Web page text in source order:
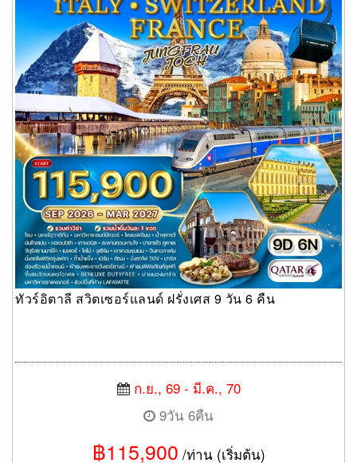
ทัวร์อิตาลี สวิตเซอร์แลนด์ ฝรั่งเศส 9 วัน 6 คืน
ก.ย., 69 - มี.ค., 70
9วัน 6คืน
฿115,900 /ท่าน (เริ่มต้น)